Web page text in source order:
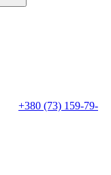
+380 (73) 159-79-